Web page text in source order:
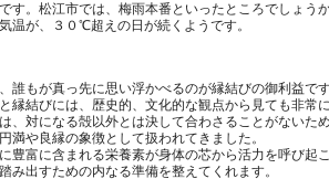
す。松江市では、梅雨本番といったところでしょう
誰もが真っ先に思い浮かべるのが縁結びの御利益で
縁結びには、歴史的、文化的な観点から見ても非常
、対になる殻以外とは決して合わさることがないた
満や良縁の象徴として扱われてきました。
豊富に含まれる栄養素が身体の芯から活力を呼び起
み出すための内なる準備を整えてくれます。